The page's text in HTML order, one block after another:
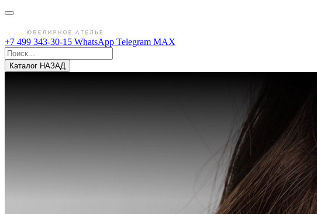
+7 499 343-30-15 WhatsApp Telegram MAX
Каталог НАЗАД